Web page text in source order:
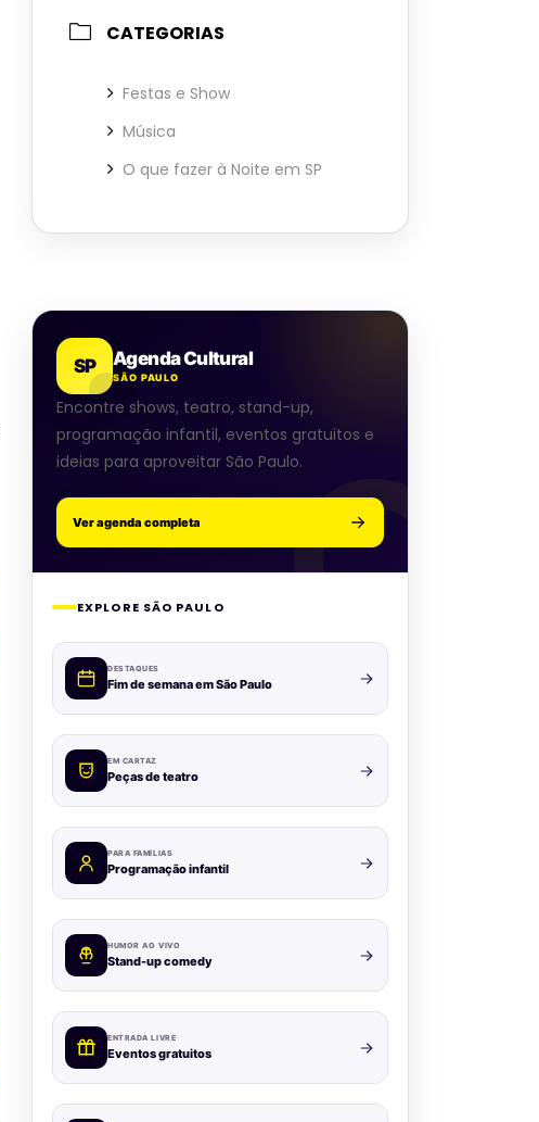
CATEGORIAS
Festas e Show
Música
O que fazer à Noite em SP
SP Agenda Cultural
SÃO PAULO
Encontre shows, teatro, stand-up,
programação infantil, eventos gratuitos e
ideias para aproveitar São Paulo.
Ver agenda completa
EXPLORE SÃO PAULO
DESTAQUES
Fim de semana em São Paulo
EM CARTAZ
Peças de teatro
PARA FAMÍLIAS
Programação infantil
HUMOR AO VIVO
Stand-up comedy
ENTRADA LIVRE
Eventos gratuitos